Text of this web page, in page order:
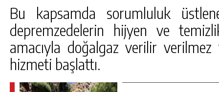
Bu kapsamda sorumluluk
depremzedelerin hijyen ve
amacıyla doğalgaz verilir
hizmeti başlattı.